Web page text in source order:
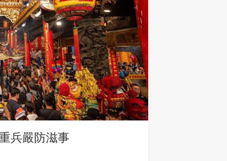
兵嚴防滋事